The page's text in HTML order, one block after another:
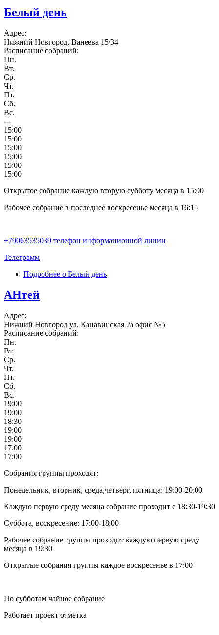
Белый день
Адрес:
Нижний Новгород, Ванеева 15/34
Расписание собраний:
Пн.
Вт.
Ср.
Чт.
Пт.
Сб.
Вс.
---
15:00
15:00
15:00
15:00
15:00
15:00
Открытое собрание каждую вторую субботу месяца в 15:00
Рабочее собрание в последнее воскресенье месяца в 16:15
+79063535039 телефон информационной линии
Телеграмм
Подробнее о Белый день
АНтей
Адрес:
Нижний Новгород ул. Канавинская 2а офис №5
Расписание собраний:
Пн.
Вт.
Ср.
Чт.
Пт.
Сб.
Вс.
19:00
19:00
18:30
19:00
19:00
17:00
17:00
Собрания группы проходят:
Понедельник, вторник, среда,четверг, пятница: 19:00-20:00
Каждую первую среду месяца собрание проходит с 18:30-19:30
Суббота, воскресение: 17:00-18:00
Рабочее собрание группы проходит каждую первую среду
месяца в 19:30
Открытые собрания группы каждое воскресенье в 17:00
По субботам чайное собрание
Работает проект отметка